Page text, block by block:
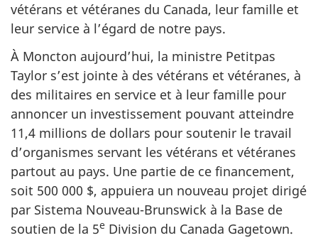
vétérans et vétéranes du Canada, leur famille et
leur service à l’égard de notre pays.
À Moncton aujourd’hui, la ministre Petitpas
Taylor s’est jointe à des vétérans et vétéranes, à
des militaires en service et à leur famille pour
annoncer un investissement pouvant atteindre
11,4 millions de dollars pour soutenir le travail
d’organismes servant les vétérans et vétéranes
partout au pays. Une partie de ce financement,
soit 500 000 $, appuiera un nouveau projet dirigé
par Sistema Nouveau-Brunswick à la Base de
soutien de la 5e Division du Canada Gagetown.